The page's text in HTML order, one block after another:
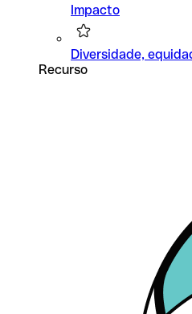
Impacto
Diversidade,
Recurso